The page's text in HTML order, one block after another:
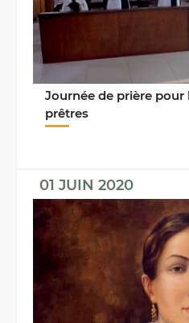
Journée de prière
prêtres
01 JUIN 2020